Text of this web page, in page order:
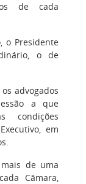
de cada
o Presidente
o de
advogados
a que
condições
em
de uma
Câmara,